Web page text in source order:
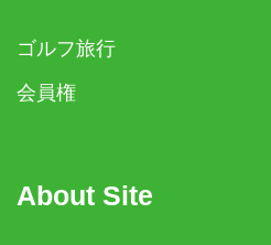
ゴルフ旅行
会員権
About Site